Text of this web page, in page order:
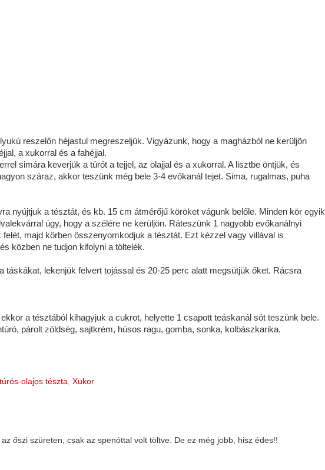
reszelőn héjastul megreszeljük. Vigyázunk, hogy a magházból ne kerüljön
a xukorral és a fahéjjal.
simára keverjük a túrót a tejjel, az olajjal és a xukorral. A lisztbe öntjük, és
száraz, akkor teszünk még bele 3-4 evőkanál tejet. Sima, rugalmas, puha
nyújtjuk a tésztát, és kb. 15 cm átmérőjű köröket vágunk belőle. Minden kör egyik
úgy, hogy a szélére ne kerüljön. Ráteszünk 1 nagyobb evőkanálnyi
majd körben összenyomkodjuk a tésztát. Ezt kézzel vagy villával is
közben ne tudjon kifolyni a töltelék.
táskákat, lekenjük felvert tojással és 20-25 perc alatt megsütjük őket. Rácsra
a tésztából kihagyjuk a cukrot, helyette 1 csapott teáskanál sót teszünk bele.
párolt zöldség, sajtkrém, húsos ragu, gomba, sonka, kolbászkarika.
túrós-olajos tészta Xukor
őszi szüreten, csak az spenóttal volt töltve. De ez még jobb, hisz édes!!